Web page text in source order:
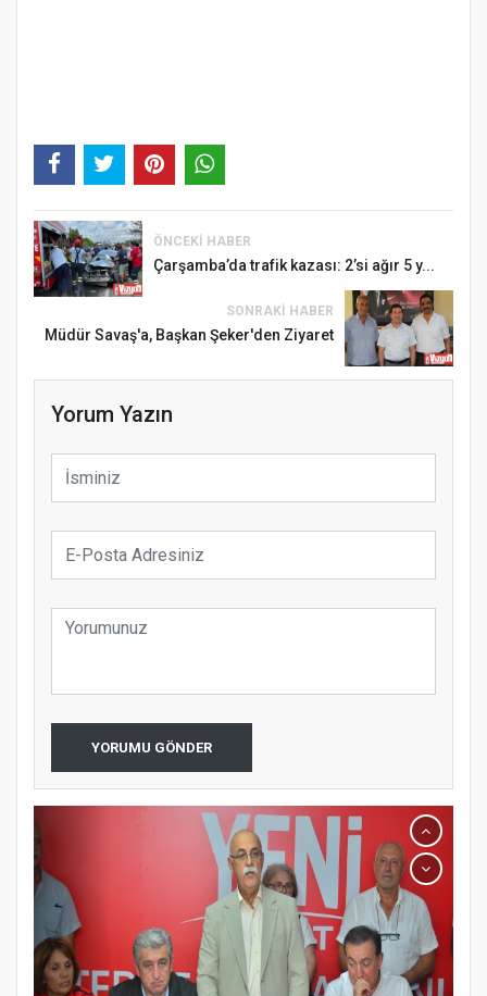
ÖNCEKI HABER
Çarşamba’da trafik kazası: 2’si ağır 5 y...
SONRAKI HABER
Müdür Savaş'a, Başkan Şeker'den Ziyaret
Yorum Yazın
YORUMU GÖNDER